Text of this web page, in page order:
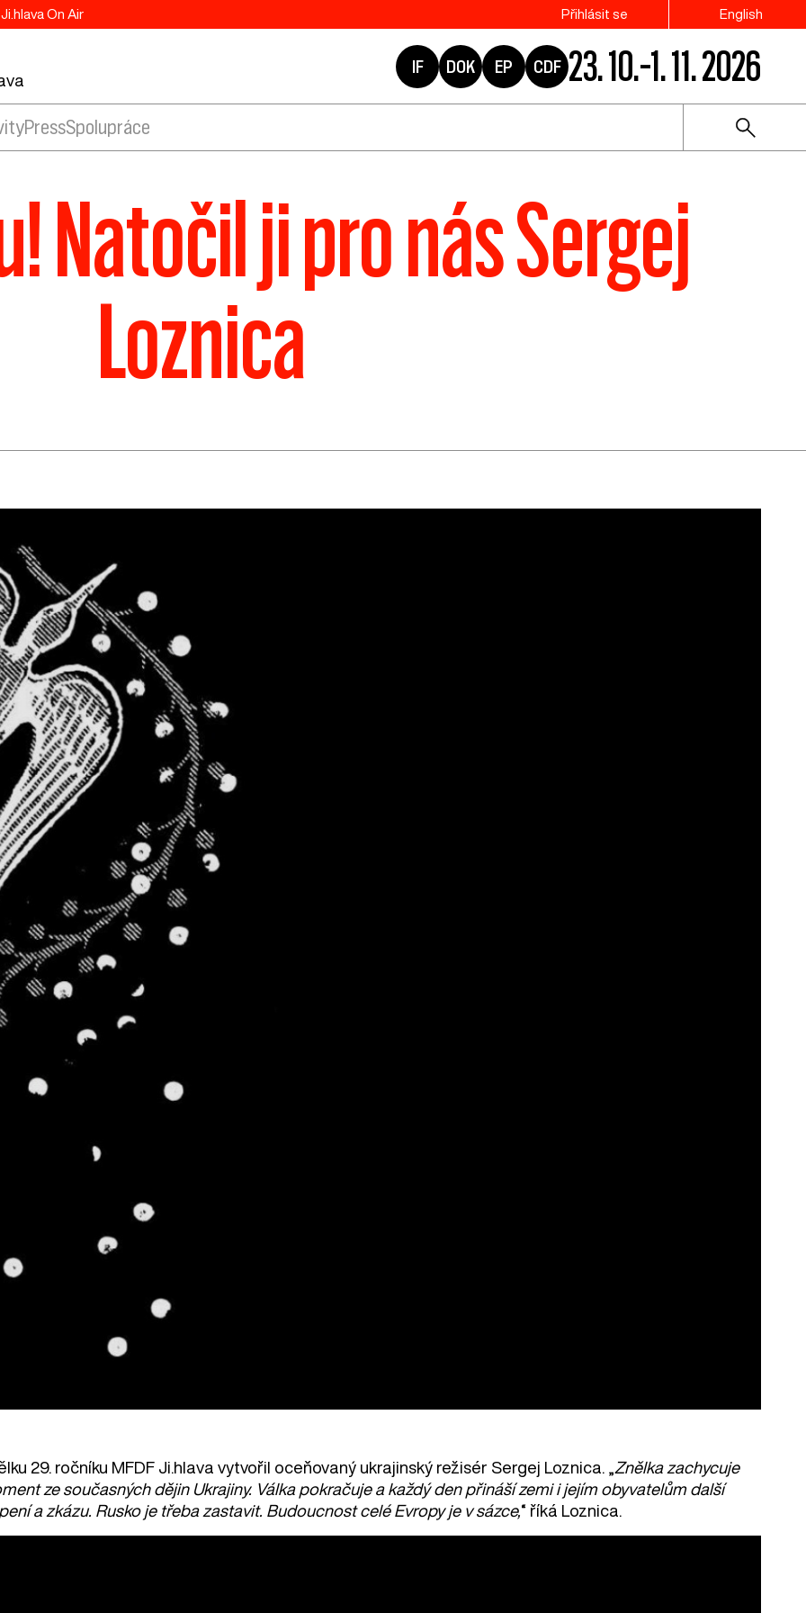
Ji.hlava On Air Přihlásit se English
IF DOK EP CDF 23. 10.–1. 11. 2026
PressSpolupráce
Natočil ji pro nás Sergej
Loznica
29. ročníku MFDF Ji.hlava vytvořil oceňovaný ukrajinský režisér Sergej Loznica. „ Znělka zachycuje
ze současných dějin Ukrajiny. Válka pokračuje a každý den přináší zemi i jejím obyvatelům další
a zkázu. Rusko je třeba zastavit. Budoucnost celé Evropy je v sázce,“ říká Loznica.